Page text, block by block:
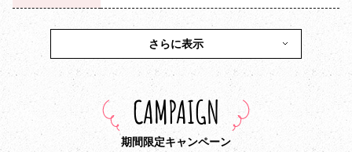
さらに表示
CAMPAIGN
期間限定キャンペーン